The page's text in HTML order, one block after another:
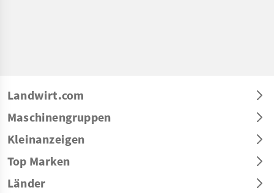
Landwirt.com
Maschinengruppen
Kleinanzeigen
Top Marken
Länder